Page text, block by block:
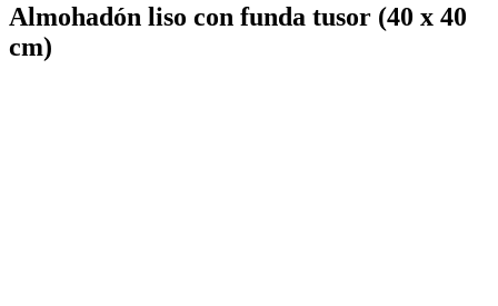
Almohadón liso con funda tusor (40 x 40
cm)